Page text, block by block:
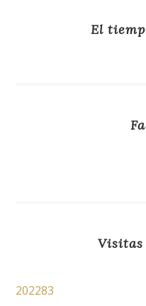
El
Visitas
202283